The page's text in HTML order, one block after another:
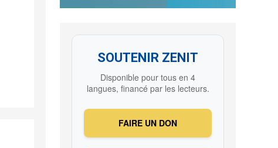
SOUTENIR ZENIT
Disponible pour tous en 4
langues, financé par les lecteurs.
FAIRE UN DON